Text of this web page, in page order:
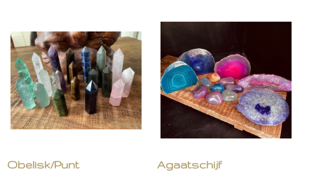
Obelisk/Punt Agaatschijf